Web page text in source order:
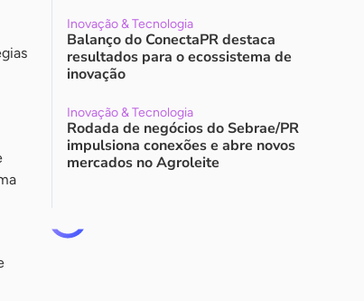
Inovação & Tecnologia
Balanço do ConectaPR destaca
resultados para o ecossistema de
inovação
Inovação & Tecnologia
Rodada de negócios do Sebrae/PR
impulsiona conexões e abre novos
mercados no Agroleite